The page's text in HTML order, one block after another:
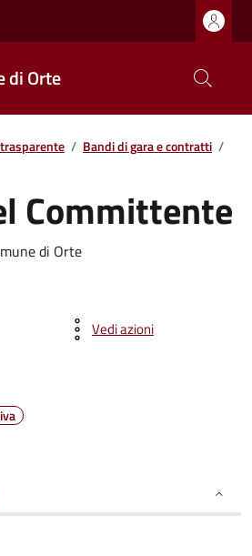
di Orte
/ Bandi di gara e contratti /
Committente
di Orte
Vedi azioni